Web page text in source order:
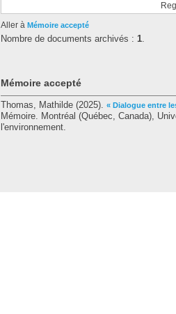
Aller à Mémoire accepté
Nombre de documents archivés : 1.
Mémoire accepté
Thomas, Mathilde (2025). « Dialogue entre
Mémoire. Montréal (Québec, Canada),
l'environnement.